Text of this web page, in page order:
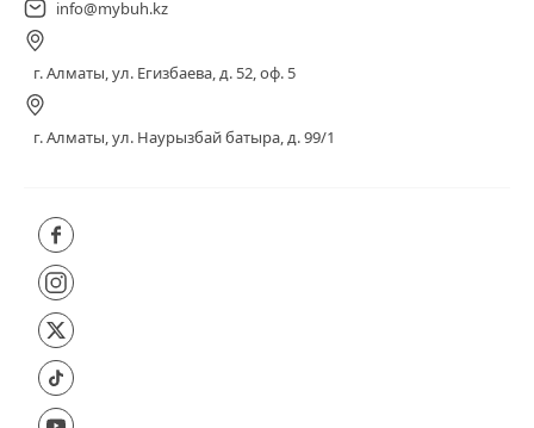
info@mybuh.kz
г. Алматы, ул. Егизбаева, д. 52, оф. 5
г. Алматы, ул. Наурызбай батыра, д. 99/1